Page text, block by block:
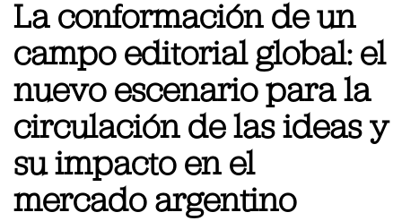
La conformación de un
campo editorial global: el
nuevo escenario para la
circulación de las ideas y
su impacto en el
mercado argentino